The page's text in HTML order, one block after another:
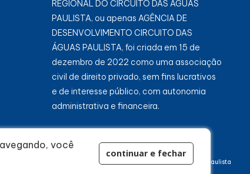
você
continuar e fechar
REGIONAL DO CIRCUITO DAS ÁGUAS
PAULISTA, ou apenas AGÊNCIA DE
DESENVOLVIMENTO CIRCUITO DAS
ÁGUAS PAULISTA, foi criada em 15 de
dezembro de 2022 como uma associação
civil de direito privado, sem fins lucrativos
e de interesse público, com autonomia
administrativa e financeira.
© Agência de Desenvolvimento Circuito Águas Paulista